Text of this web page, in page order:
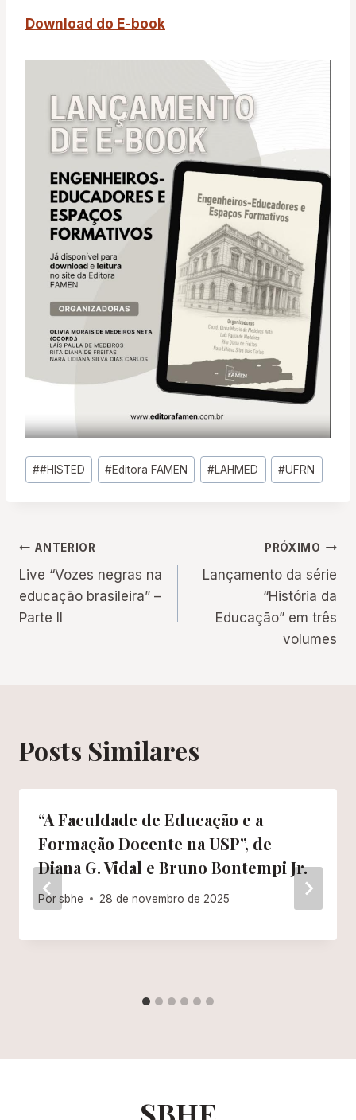
Download do E-book
Tags
do
##HISTED #Editora FAMEN #LAHMED #UFRN
Navegação
de
Post
ANTERIOR
Live “Vozes negras na
educação brasileira” –
Parte II
PRÓXIMO
Lançamento da série
“História da
Educação” em três
volumes
Posts Similares
“A Faculdade de Educação e a
Formação Docente na USP”, de
Diana G. Vidal e Bruno Bontempi Jr.
Porsbhe 28 de novembro de 2025